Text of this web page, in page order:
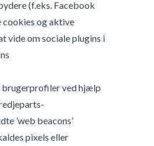
(f.eks. Facebook
cookies og aktive
vide om sociale plugins i
ved hjælp
’web beacons’
pixels eller